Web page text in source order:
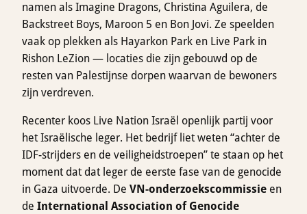
namen als Imagine Dragons, Christina Aguilera, de
Backstreet Boys, Maroon 5 en Bon Jovi. Ze speelden
vaak op plekken als Hayarkon Park en Live Park in
Rishon LeZion — locaties die zijn gebouwd op de
resten van Palestijnse dorpen waarvan de bewoners
zijn verdreven.
Recenter koos Live Nation Israël openlijk partij voor
het Israëlische leger. Het bedrijf liet weten “achter de
IDF-strijders en de veiligheidstroepen” te staan op het
moment dat dat leger de eerste fase van de genocide
in Gaza uitvoerde. De VN-onderzoekscommissie en
de International Association of Genocide